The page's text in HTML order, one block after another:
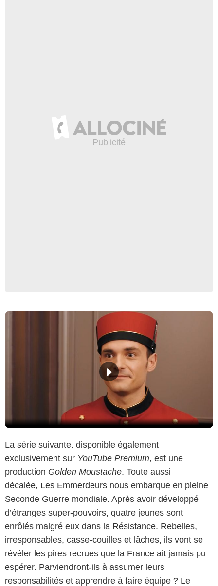
La série suivante, disponible également
exclusivement sur YouTube Premium, est une
production Golden Moustache. Toute aussi
décalée, Les Emmerdeurs nous embarque en pleine
Seconde Guerre mondiale. Après avoir développé
d’étranges super-pouvoirs, quatre jeunes sont
enrôlés malgré eux dans la Résistance. Rebelles,
irresponsables, casse-couilles et lâches​, ils vont se
révéler les pires recrues que la France ait jamais pu
espérer. Parviendront-ils à assumer leurs
responsabilités et apprendre à faire équipe ? Le